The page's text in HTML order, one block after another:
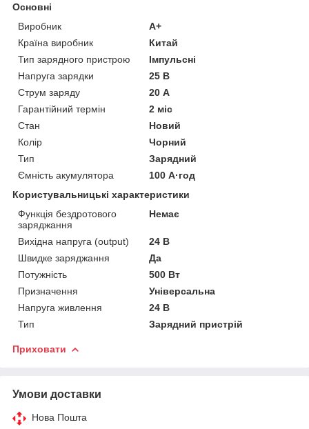
Основні
Виробник
A+
Країна виробник
Китай
Тип зарядного пристрою
Імпульсні
Напруга зарядки
25 В
Струм заряду
20 А
Гарантійний термін
2 міс
Стан
Новий
Колір
Чорний
Тип
Зарядний
Ємність акумулятора
100 А·год
Користувальницькі характеристики
Функція бездротового
заряджання
Немає
Вихідна напруга (output)
24 В
Швидке заряджання
Да
Потужність
500 Вт
Призначення
Універсальна
Напруга живлення
24 В
Тип
Зарядний пристрій
Приховати
Умови доставки
Нова Пошта